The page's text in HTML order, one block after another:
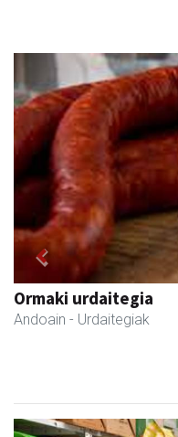
Iraola aholkularitza
Amasa-Villabona -
Previous